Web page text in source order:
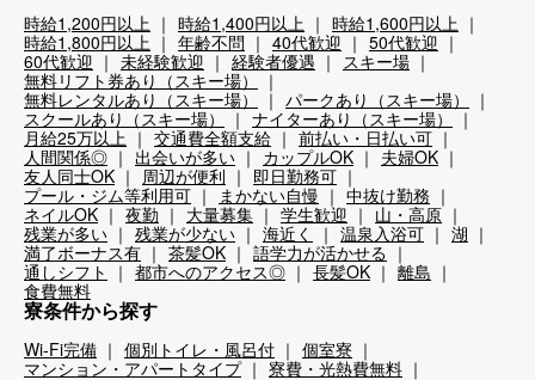
時給1,200円以上 時給1,400円以上
時給1,600円以上
時給1,800円以上
年齢不問 40代歓迎
50代歓迎
60代歓迎
未経験歓迎 経験者優遇
スキー場
無料リフト券あり（スキー場）
無料レンタルあり（スキー場）
パークあり（スキー場）
スクールあり（スキー場）
ナイターあり（スキー場）
月給25万以上
交通費全額支給
前払い・日払い可
人間関係◎
出会いが多い カップルOK
夫婦OK
友人同士OK
周辺が便利
即日勤務可
プール・ジム等利用可
まかない自慢
中抜け勤務
ネイルOK
夜勤 大量募集 学生歓迎
山・高原
残業が多い
残業が少ない 海近く 温泉入浴可
湖
満了ボーナス有
茶髪OK
語学力が活かせる
通しシフト
都市へのアクセス◎ 長髪OK
離島
食費無料
寮条件から探す
Wi-Fi完備 個別トイレ・風呂付
個室寮
マンション・アパートタイプ
寮費・光熱費無料